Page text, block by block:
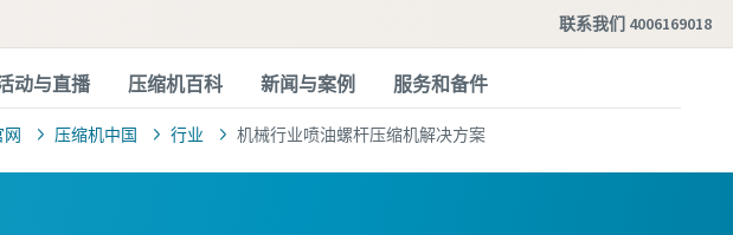
联系我们 4006169018
动与直播 压缩机百科 新闻与案例 服务和备件
网 压缩机中国 行业 机械行业喷油螺杆压缩机解决方案